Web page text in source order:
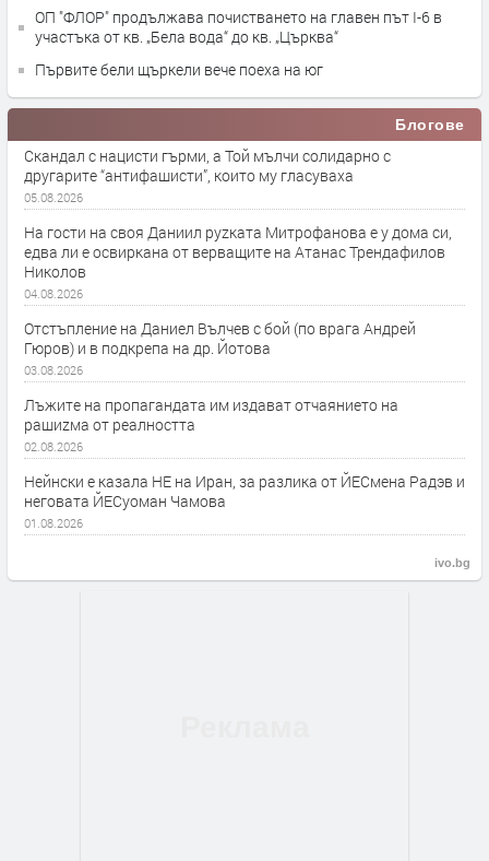
ОП "ФЛОР" продължава почистването на главен път I-6 в
участъка от кв. „Бела вода“ до кв. „Църква“
Първите бели щъркели вече поеха на юг
Блогове
Скандал с нацисти гърми, а Той мълчи солидарно с
другарите “антифашисти”, които му гласуваха
05.08.2026
На гости на своя Даниил руzката Митрофанова е у дома си,
едва ли е освиркана от верващите на Атанас Трендафилов
Николов
04.08.2026
Отстъпление на Даниел Вълчев с бой (по врага Андрей
Гюров) и в подкрепа на др. Йотова
03.08.2026
Лъжите на пропагандата им издават отчаянието на
рашиzма от реалността
02.08.2026
Нейнски е казала НЕ на Иран, за разлика от ЙЕСмена Радэв и
неговата ЙЕСуоман Чамова
01.08.2026
ivo.bg